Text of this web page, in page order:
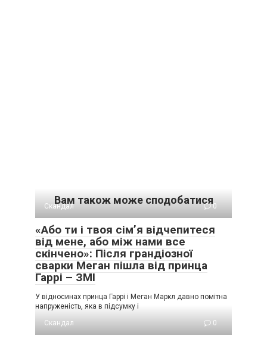
Вам також може сподобатися
Скандал 0
«Або ти і твоя сім’я відчепитеся
від мене, або між нами все
скінчено»: Після грандіозної
сварки Меган пішла від принца
Гаррі – ЗМІ
У відносинах принца Гаррі і Меган Маркл давно помітна
напруженість, яка в підсумку і
Скандал
0